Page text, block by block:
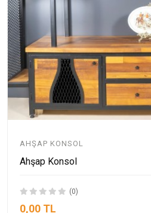
AHŞAP KONSOL
Ahşap Konsol
(0)
0,00 TL